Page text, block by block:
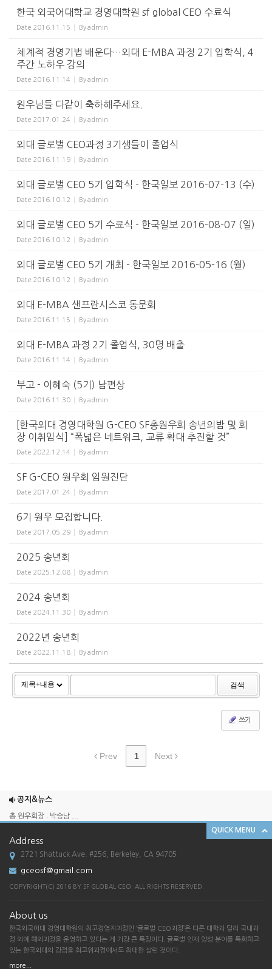
한국 외국어대학교 경영대학원 sf global CEO 수료식
Date 2016.11.15 Byadmin
체계적 경영기법 배운다…외대 E-MBA 과정 2기 입학식, 4
주간 노하우 강의
Date 2016.11.14 Byadmin
원우님들 다같이 축하해주세요.
Date 2017.01.24 Byadmin
외대 글로벌 CEO과정 3기생들이 졸업식
Date 2016.11.19 Byadmin
외대 글로벌 CEO 5기 입학식 - 한국일보 2016-07-13 (수)
Date 2016.10.12 Byadmin
외대 글로벌 CEO 5기 수료식 - 한국일보 2016-08-07 (일)
Date 2016.10.12 Byadmin
외대 글로벌 CEO 5기 개최 - 한국일보 2016-05-16 (월)
Date 2016.10.12 Byadmin
외대 E-MBA 샌프란시스코 동문회
Date 2016.11.15 Byadmin
외대 E-MBA 과정 2기 졸업식, 30명 배출
Date 2016.11.14 Byadmin
부고 - 이혜숙 (5기) 남편상
Date 2016.11.30 Byadmin
[한국외대 경영대학원 G-CEO SF총원우회 송년의밤 및 회
장 이취임식] “폭넓은 네트워크, 교류 확대 추진할 것”
Date 2022.12.14 Byadmin
SF G-CEO 원우회 임원진단
Date 2017.01.24 Byadmin
6기 원우 모집합니다.
Date 2017.05.29 Byadmin
2025 송년회
Date 2025.12.08 Byadmin
2024 송년회
Date 2024.11.30 Byadmin
2022년 송년회
Date 2022.11.18 Byadmin
검색
쓰기
Prev 1 Next
공지&뉴스
2024 송년회
총 원우회장 : 박승남 ...
2025 송년회
2024 송년회
[한국외대 경영대학원 G-CEO SF총원우회 송...
QUICK MENU
Address
2721 Shattuck Ave. #256, Berkeley, CA 94705
gceosf@gmail.com
COPYRIGHT(C) 2016 BY SF GLOBAL CEO. ALL RIGHTS RESERVED.
About us
한국외국어대 경영대학원의 최고경영자과정인 ‘글로벌 CEO과정’은 다른 대학과 달리 국내과
정 외에 해외과정을 운영하고 있다는 게 가장 큰 특징이다. 글로벌 인재 양성 분야를 특화하고
있는 한국외대의 강점을 최고위과정에서도 최대한 살린 것이다.
more...